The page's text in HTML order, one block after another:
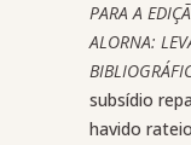
PARA A
ALORNA:
subsídio
havido